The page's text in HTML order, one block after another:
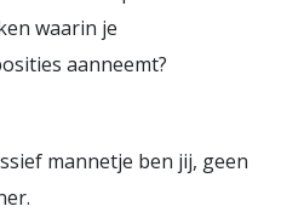
waarin je
aanneemt?
mannetje ben jij, geen